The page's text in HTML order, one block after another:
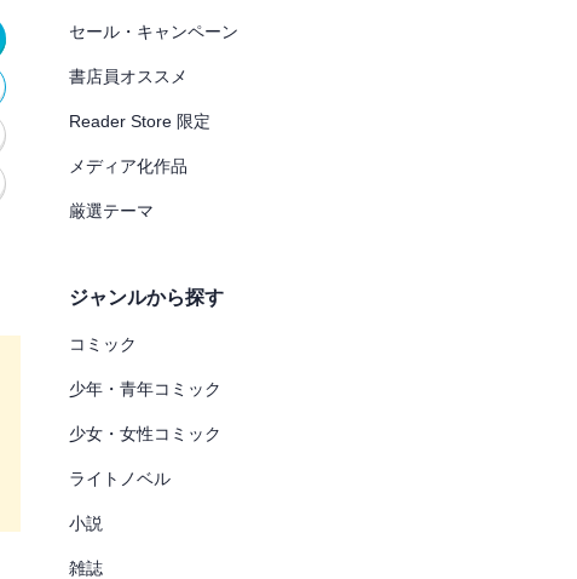
セール・キャンペーン
書店員オススメ
Reader Store 限定
メディア化作品
厳選テーマ
ジャンルから探す
コミック
少年・青年コミック
少女・女性コミック
ライトノベル
小説
雑誌